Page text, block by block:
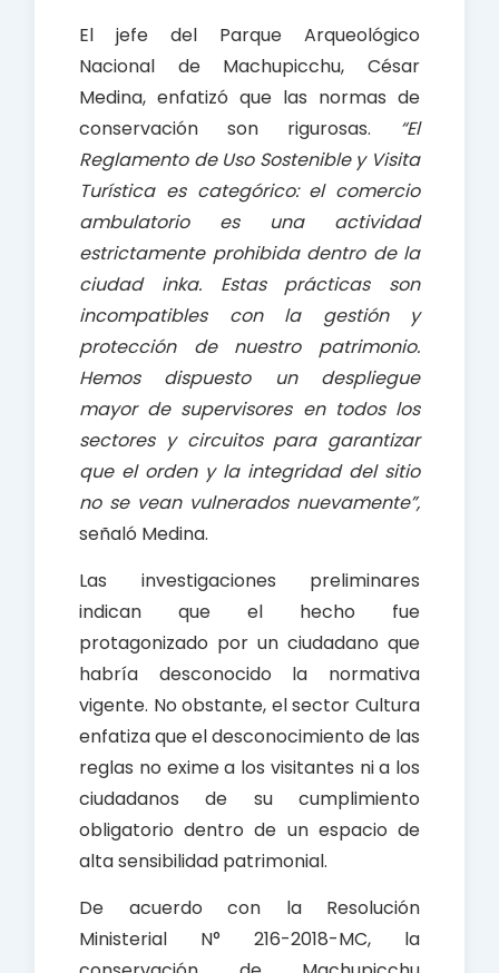
El jefe del Parque Arqueológico
Nacional de Machupicchu, César
Medina, enfatizó que las normas de
conservación son rigurosas. “El
Reglamento de Uso Sostenible y Visita
Turística es categórico: el comercio
ambulatorio es una actividad
estrictamente prohibida dentro de la
ciudad inka. Estas prácticas son
incompatibles con la gestión y
protección de nuestro patrimonio.
Hemos dispuesto un despliegue
mayor de supervisores en todos los
sectores y circuitos para garantizar
que el orden y la integridad del sitio
no se vean vulnerados nuevamente”,
señaló Medina.
Las investigaciones preliminares
indican que el hecho fue
protagonizado por un ciudadano que
habría desconocido la normativa
vigente. No obstante, el sector Cultura
enfatiza que el desconocimiento de las
reglas no exime a los visitantes ni a los
ciudadanos de su cumplimiento
obligatorio dentro de un espacio de
alta sensibilidad patrimonial.
De acuerdo con la Resolución
Ministerial N° 216-2018-MC, la